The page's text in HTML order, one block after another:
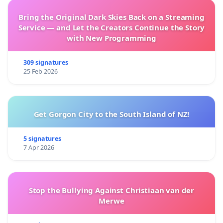
Bring the Original Dark Skies Back on a Streaming
Service — and Let the Creators Continue the Story
with New Programming
309 signatures
25 Feb 2026
Get Gorgon City to the South Island of NZ!
5 signatures
7 Apr 2026
Stop the Bullying Against Christiaan van der
Merwe